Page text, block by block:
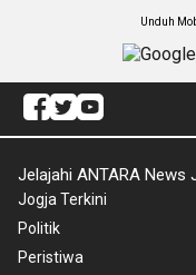
Unduh
Jelajahi ANTARA News
Jogja Terkini
Politik
Peristiwa